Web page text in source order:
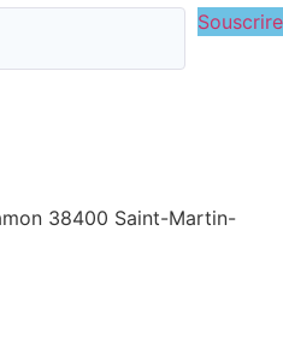
Souscrire
38400 Saint-Martin-